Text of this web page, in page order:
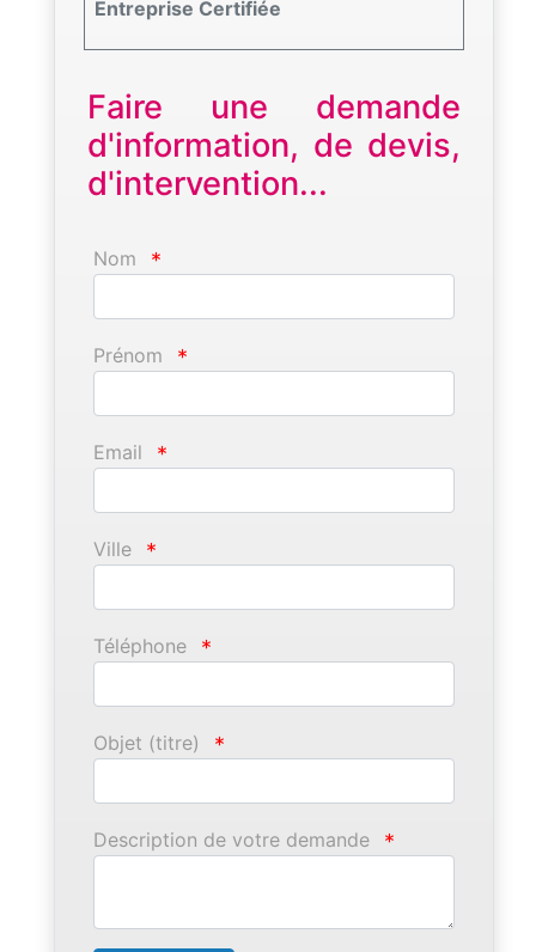
Entreprise Certifiée
Faire une demande
d'information, de devis,
d'intervention...
Nom *
Prénom *
Email *
Ville *
Téléphone *
Objet (titre) *
Description de votre demande *